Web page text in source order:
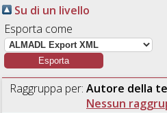
Su di un livello
Esporta come
Raggruppa per: Autore della
Nessun